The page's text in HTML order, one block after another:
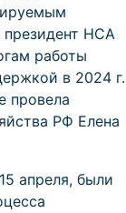
НСА
работы
в 2024 г.
провела
РФ Елена
апреля, были